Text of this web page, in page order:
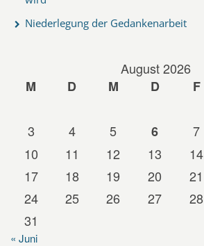
Niederlegung der Gedankenarbeit
August 2026
M
D M D F
3
4 5 6 7
10
11 12 13 14
17
18 19 20 21
24
25 26 27 28
31
« Juni